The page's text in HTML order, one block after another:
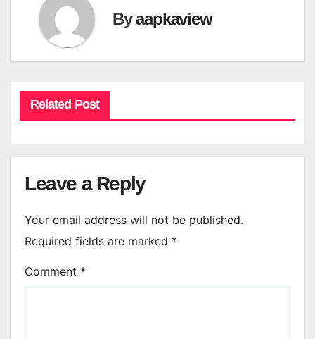
Byaapkaview
Related Post
Leave a Reply
Your email address will not be published.
Required fields are marked *
Comment *